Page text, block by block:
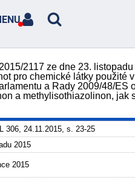
2117 ze dne 23.
pro chemické látky použité
a Rady 2009/48/ES
a methylisothiazolinon, jak
306, 24.11.2015, s. 23-25
2015
2015